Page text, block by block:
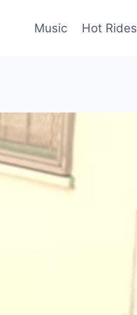
Music Hot Rides